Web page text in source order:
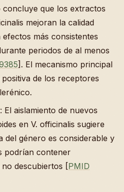
que los extractos
mejoran la calidad
más consistentes
periodos de al menos
]. El mecanismo principal
de los receptores
El aislamiento de nuevos
en V. officinalis sugiere
del género es considerable y
podrían contener
descubiertos [PMID